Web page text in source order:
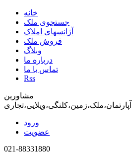
خانه
جستجوی ملک
آژانسهای املاک
فروش ملک
وبلاگ
درباره ما
تماس با ما
Rss
مشاورین
ورود
عضویت
021-88331880